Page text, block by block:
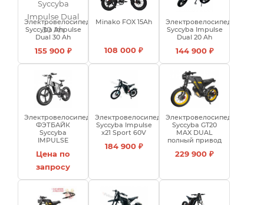
Электровелосипед
Syccyba Impulse
Dual 30 Ah
155 900 ₽
Minako FOX 15Ah
108 000 ₽
Электровелосипед
Syccyba Impulse
Dual 20 Ah
144 900 ₽
Электровелосипед
ФЭТБАЙК
Syccyba
IMPULSE
Цена по
запросу
Электровелосипед
Syссyba Impulse
x21 Sport 60V
184 900 ₽
Электровелосипед
Syccyba GT20
MAX DUAL
полный привод
229 900 ₽